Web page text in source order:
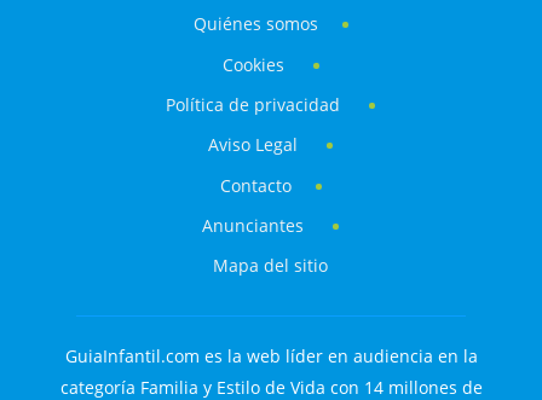
Quiénes somos
Cookies
Política de privacidad
Aviso Legal
Contacto
Anunciantes
Mapa del sitio
GuiaInfantil.com es la web líder en audiencia en la
categoría Familia y Estilo de Vida con 14 millones de